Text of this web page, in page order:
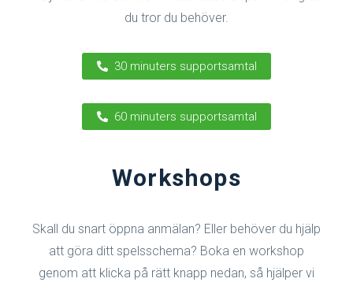
du tror du behöver.
30 minuters supportsamtal
60 minuters supportsamtal
Workshops
Skall du snart öppna anmälan? Eller behöver du hjälp
att göra ditt spelsschema? Boka en workshop
genom att klicka på rätt knapp nedan, så hjälper vi